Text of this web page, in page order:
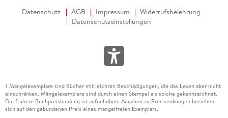
Datenschutz AGB Impressum
Widerrufsbelehrung
Datenschutzeinstellungen
1 Mängelexemplare sind Bücher mit leichten Beschädigungen, die das Lesen aber nicht
einschränken. Mängelexemplare sind durch einen Stempel als solche gekennzeichnet.
Die frühere Buchpreisbindung ist aufgehoben. Angaben zu Preissenkungen beziehen
sich auf den gebundenen Preis eines mangelfreien Exemplars.